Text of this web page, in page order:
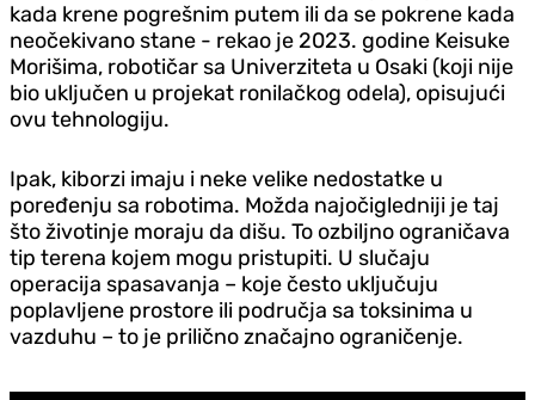
kada krene pogrešnim putem ili da se pokrene kada
neočekivano stane - rekao je 2023. godine Keisuke
Morišima, robotičar sa Univerziteta u Osaki (koji nije
bio uključen u projekat ronilačkog odela), opisujući
ovu tehnologiju.
Ipak, kiborzi imaju i neke velike nedostatke u
poređenju sa robotima. Možda najočigledniji je taj
što životinje moraju da dišu. To ozbiljno ograničava
tip terena kojem mogu pristupiti. U slučaju
operacija spasavanja – koje često uključuju
poplavljene prostore ili područja sa toksinima u
vazduhu – to je prilično značajno ograničenje.